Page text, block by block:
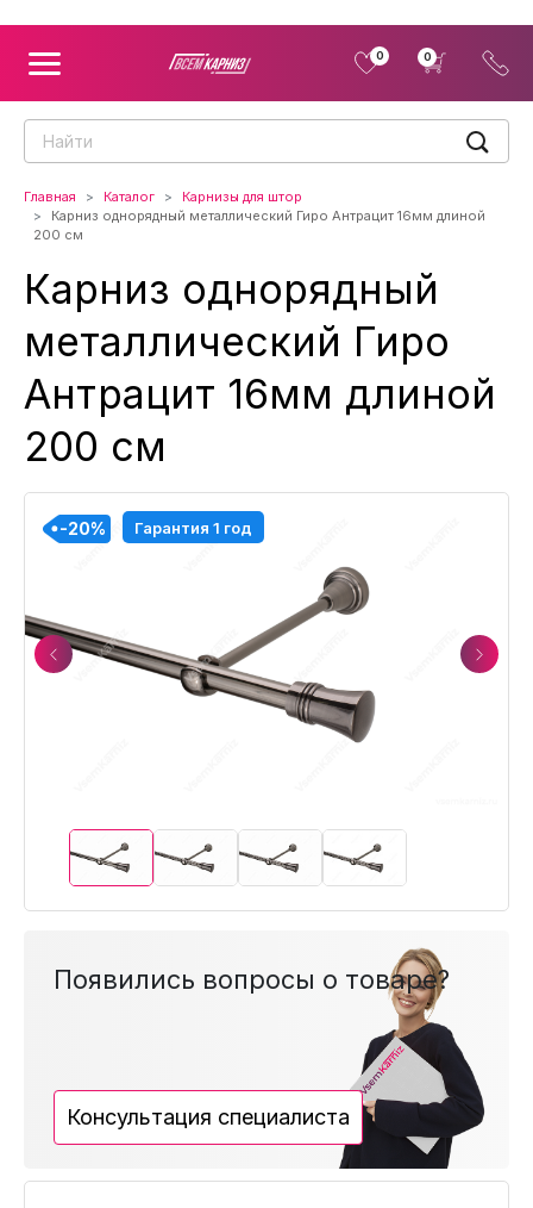
0 0
Главная Каталог
Карнизы для штор
Карниз однорядный металлический Гиро Антрацит 16мм длиной
200 см
Карниз однорядный
металлический Гиро
Антрацит 16мм длиной
200 см
Previous
-20% Гарантия 1 год
-20%
-20%
-20%
Next
Появились вопросы о товаре?
Консультация специалиста